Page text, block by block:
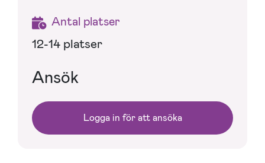
Antal platser
12-14 platser
Ansök
Logga in för att ansöka